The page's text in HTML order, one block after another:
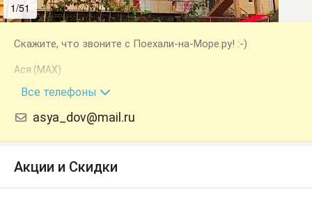
1/51
Скажите, что звоните с Поехали-на-Море.ру! :-)
Ася (MAX)
+7 (918) 306-53-51
Все телефоны
asya_dov@mail.ru
Акции и Скидки